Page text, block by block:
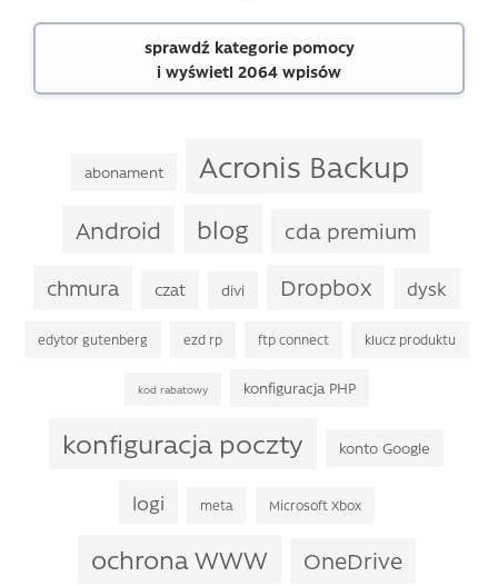
sprawdź kategorie pomocy
i wyświetl 2064 wpisów
abonament Acronis Backup
Android blog cda premium
chmura czat divi Dropbox dysk
edytor gutenberg ezd rp ftp connect klucz produktu
kod rabatowy konfiguracja PHP
konfiguracja poczty konto Google
logi meta Microsoft Xbox
ochrona WWW OneDrive